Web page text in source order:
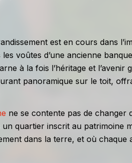
est en cours dans
voûtes d’une ancienne
à la fois l’héritage et l’avenir
panoramique sur le toit,
ne se contente pas de changer
un quartier inscrit au patrimoine
dans la terre, et où chaque